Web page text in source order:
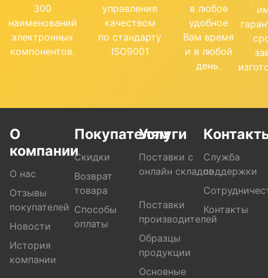
300
наименований
электронных
компонентов.
управления
качеством
по стандарту
ISO9001
в любое
удобное
Вам время
и в любой
день.
О
компании
О нас
Отзывы
покупателей
Новости
История
компании
Покупателям
Скидки
Возврат
товара
Способы
оплаты
Услуги
Поставки с
онлайн складов
Поставки
производителей
Образцы
продукции
Основные
Служба
поддержки
Контакты